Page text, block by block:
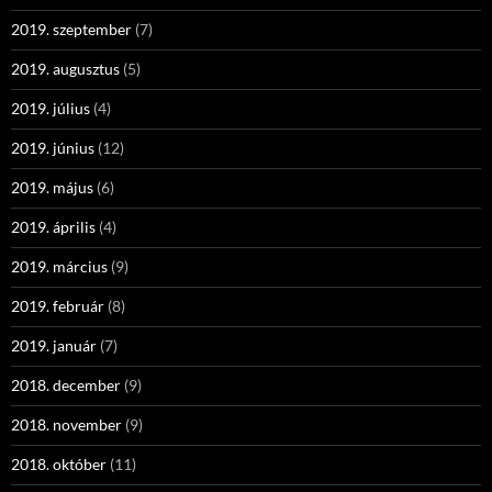
2019. szeptember (7)
2019. augusztus (5)
2019. július (4)
2019. június (12)
2019. május (6)
2019. április (4)
2019. március (9)
2019. február (8)
2019. január (7)
2018. december (9)
2018. november (9)
2018. október (11)